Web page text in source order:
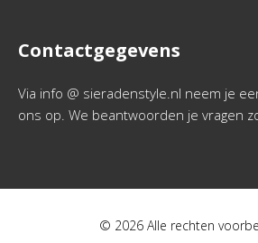
Contactgegevens
Via info @ sieradenstyle.nl neem je
ons op. We beantwoorden je vragen
© 2026 Alle rechten